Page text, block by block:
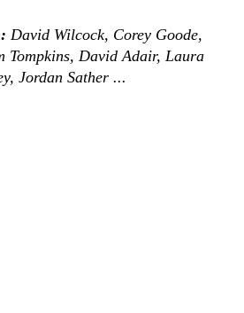
David Wilcock, Corey Goode,
Tompkins, David Adair, Laura
Jordan Sather ...